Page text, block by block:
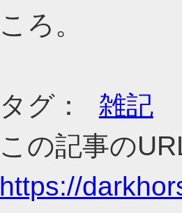
ころ。
タグ：
雑記
この記事の
https://